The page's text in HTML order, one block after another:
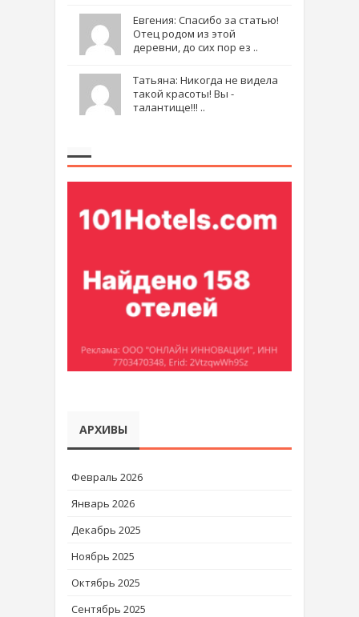
Евгения: Спасибо за статью!
Отец родом из этой
деревни, до сих пор ез ..
Татьяна: Никогда не видела
такой красоты! Вы -
талантище!!! ..
АРХИВЫ
Февраль 2026
Январь 2026
Декабрь 2025
Ноябрь 2025
Октябрь 2025
Сентябрь 2025